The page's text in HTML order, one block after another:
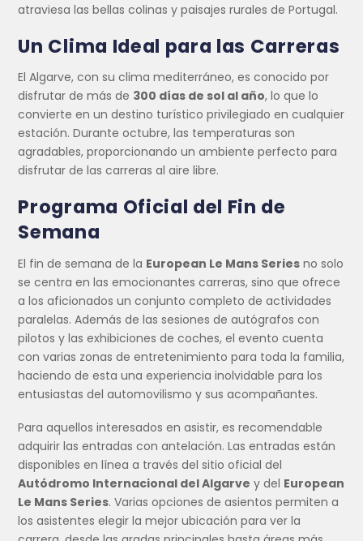
atraviesa las bellas colinas y paisajes rurales de Portugal.
Un Clima Ideal para las Carreras
El Algarve, con su clima mediterráneo, es conocido por
disfrutar de más de 300 días de sol al año, lo que lo
convierte en un destino turístico privilegiado en cualquier
estación. Durante octubre, las temperaturas son
agradables, proporcionando un ambiente perfecto para
disfrutar de las carreras al aire libre.
Programa Oficial del Fin de
Semana
El fin de semana de la European Le Mans Series no solo
se centra en las emocionantes carreras, sino que ofrece
a los aficionados un conjunto completo de actividades
paralelas. Además de las sesiones de autógrafos con
pilotos y las exhibiciones de coches, el evento cuenta
con varias zonas de entretenimiento para toda la familia,
haciendo de esta una experiencia inolvidable para los
entusiastas del automovilismo y sus acompañantes.
Para aquellos interesados en asistir, es recomendable
adquirir las entradas con antelación. Las entradas están
disponibles en línea a través del sitio oficial del
Autódromo Internacional del Algarve y del European
Le Mans Series. Varias opciones de asientos permiten a
los asistentes elegir la mejor ubicación para ver la